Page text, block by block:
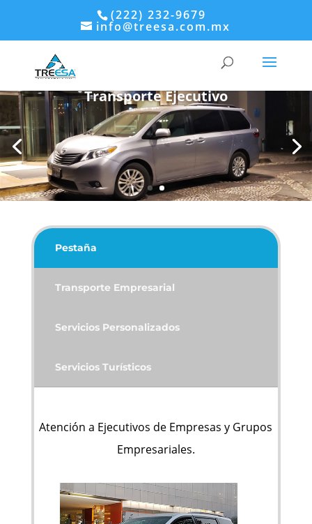
(222) 232-9679
info@treesa.com.mx
Transporte Ejecutivo
Pestaña
Transporte Empresarial
Servicios Personalizados
Servicios Turísticos
Atención a Ejecutivos de Empresas y Grupos
Empresariales.